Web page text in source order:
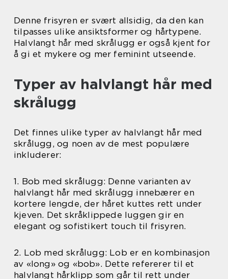
Denne frisyren er svært allsidig, da den kan
tilpasses ulike ansiktsformer og hårtypene.
Halvlangt hår med skrålugg er også kjent for
å gi et mykere og mer feminint utseende.
Typer av halvlangt hår med
skrålugg
Det finnes ulike typer av halvlangt hår med
skrålugg, og noen av de mest populære
inkluderer:
1. Bob med skrålugg: Denne varianten av
halvlangt hår med skrålugg innebærer en
kortere lengde, der håret kuttes rett under
kjeven. Det skråklippede luggen gir en
elegant og sofistikert touch til frisyren.
2. Lob med skrålugg: Lob er en kombinasjon
av «long» og «bob». Dette refererer til et
halvlangt hårklipp som går til rett under